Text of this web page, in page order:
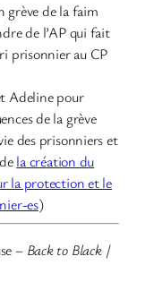
grève de la faim
de l’AP qui fait
prisonnier au CP
Adeline pour
de la grève
des prisonniers et
la création du
la protection et le
es)
–Back to Black /